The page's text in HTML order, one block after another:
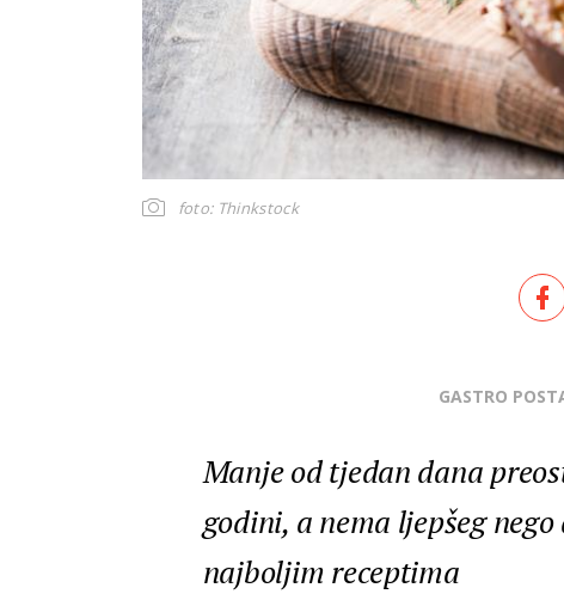
foto: Thinkstock
GASTRO
Manje od tjedan dana
godini, a nema ljepšeg
najboljim receptima